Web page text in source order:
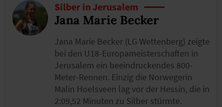
Silber in Jerusalem
Jana Marie Becker
Jana Marie Becker (LG Wettenberg) zeigte
bei den U18-Europameisterschaften in
Jerusalem ein beeindruckendes 800-
Meter-Rennen. Einzig die Norwegerin
Malin Hoelsveen lag vor der Hessin, die in
2:09,52 Minuten zu Silber stürmte.